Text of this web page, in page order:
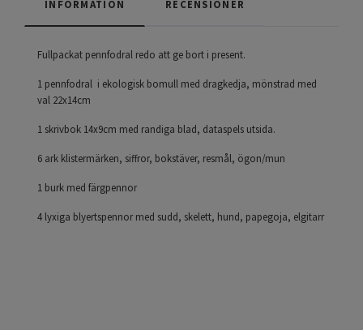
INFORMATION RECENSIONER
Fullpackat pennfodral redo att ge bort i present.
1 pennfodral i ekologisk bomull med dragkedja, mönstrad med
val 22x14cm
1 skrivbok 14x9cm med randiga blad, dataspels utsida.
6 ark klistermärken, siffror, bokstäver, resmål, ögon/mun
1 burk med färgpennor
4 lyxiga blyertspennor med sudd, skelett, hund, papegoja, elgitarr